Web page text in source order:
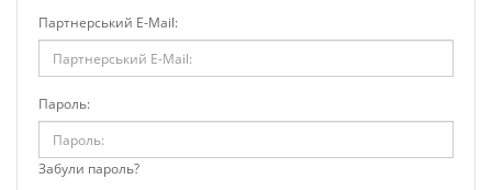
Партнерський E-Mail:
Пароль:
Забули пароль?